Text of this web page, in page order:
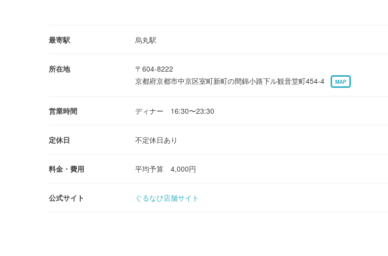
最寄駅 烏丸駅
所在地
〒604-8222
京都府京都市中京区室町新町の間錦小路下ル観音堂町454-4
MAP
営業時間 ディナー 16:30〜23:30
定休日 不定休日あり
料金・費用 平均予算 4,000円
公式サイト ぐるなび店舗サイト